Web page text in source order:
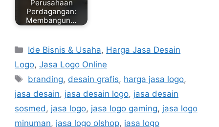
Perusahaan
Perdagangan:
Membangun…
Categories
Ide Bisnis & Usaha, Harga Jasa Desain
Logo, Jasa Logo Online
Tags
branding, desain grafis, harga jasa logo,
jasa desain, jasa desain logo, jasa desain
sosmed, jasa logo, jasa logo gaming, jasa logo
minuman, jasa logo olshop, jasa logo